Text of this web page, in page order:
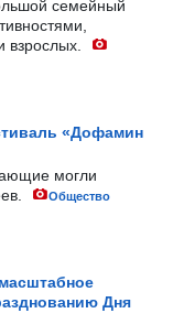
семейный
взрослых.
«Дофамин
могли
Общество
Дня